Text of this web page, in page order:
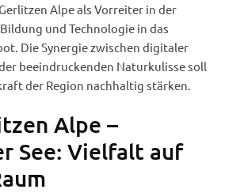
Alpe als Vorreiter in der
und Technologie in das
Die Synergie zwischen digitaler
beeindruckenden Naturkulisse soll
der Region nachhaltig stärken.
Alpe –
See: Vielfalt auf